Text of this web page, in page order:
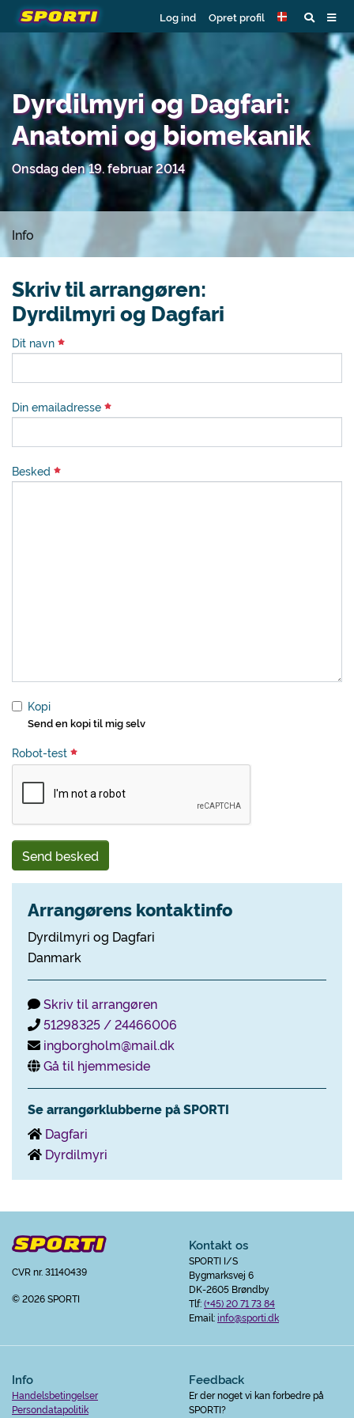
Log ind Opret profil
Dyrdilmyri og Dagfari:
Anatomi og biomekanik
Onsdag den 19. februar 2014
Info
Skriv til arrangøren:
Dyrdilmyri og Dagfari
Dit navn
Din emailadresse
Besked
Kopi
Send en kopi til mig selv
Robot-test
Send besked
Arrangørens kontaktinfo
Dyrdilmyri og Dagfari
Danmark
Skriv til arrangøren
51298325 / 24466006
ingborgholm@mail.dk
Gå til hjemmeside
Se arrangørklubberne på SPORTI
Dagfari
Dyrdilmyri
CVR nr. 31140439
© 2026 SPORTI
Kontakt os
SPORTI I/S
Bygmarksvej 6
DK-2605 Brøndby
Tlf:(+45) 20 71 73 84
Email:info@sporti.dk
Info
Handelsbetingelser
Persondatapolitik
Feedback
Er der noget vi kan forbedre på
SPORTI?